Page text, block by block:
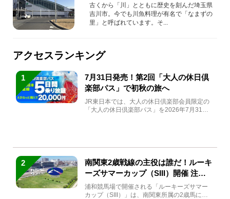
をご紹介！
古くから「川」とともに歴史を刻んだ埼玉県
吉川市。今でも川魚料理が有名で「なまずの
里」と呼ばれています。そ...
アクセスランキング
1
7月31日発売！第2回「大人の休日倶
楽部パス」で初秋の旅へ
JR東日本では、大人の休日倶楽部会員限定の
「大人の休日倶楽部パス」を2026年7月31日
2
南関東2歳戦線の主役は誰だ！ルーキ
ーズサマーカップ（SIII）開催 注目
馬と見どころをチェック
浦和競馬場で開催される「ルーキーズサマー
カップ（SIII）」は、南関東所属の2歳馬によ